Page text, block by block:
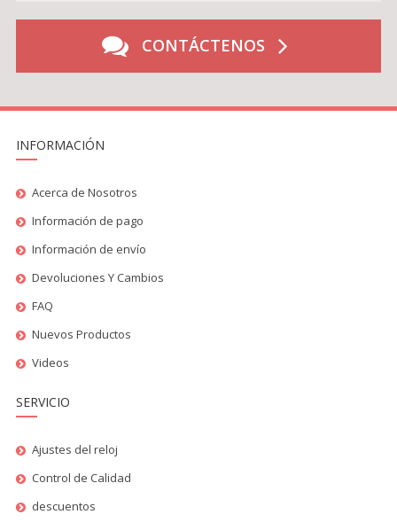
CONTÁCTENOS
INFORMACIÓN
Acerca de Nosotros
Información de pago
Información de envío
Devoluciones Y Cambios
FAQ
Nuevos Productos
Videos
SERVICIO
Ajustes del reloj
Control de Calidad
descuentos